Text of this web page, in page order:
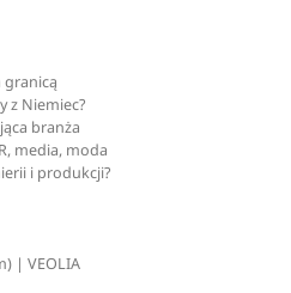
granicą
z Niemiec?
branża
media, moda
i produkcji?
| VEOLIA